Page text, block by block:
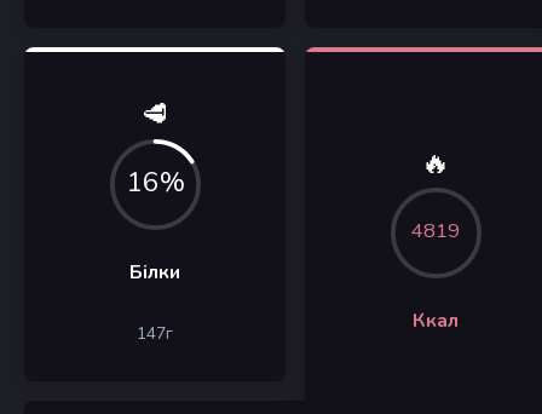
🥩
16%
Білки
147г
🔥
4819
Ккал